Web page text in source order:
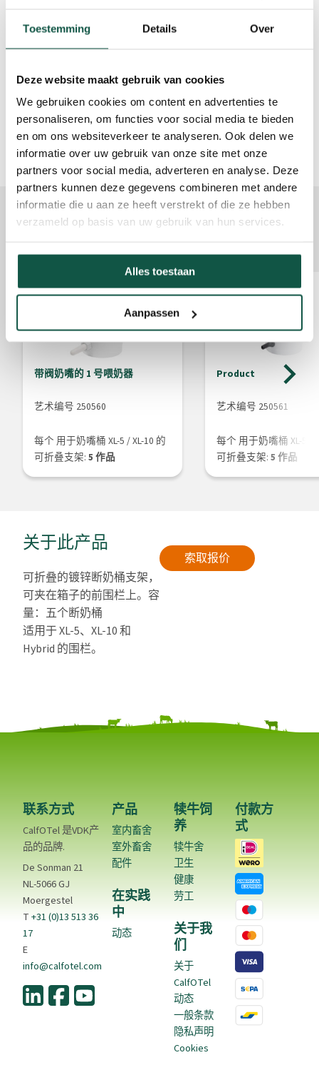
Toestemming Details Over
Deze website maakt gebruik van cookies
We gebruiken cookies om content en advertenties te
personaliseren, om functies voor social media te bieden
en om ons websiteverkeer te analyseren. Ook delen we
informatie over uw gebruik van onze site met onze
partners voor social media, adverteren en analyse. Deze
partners kunnen deze gegevens combineren met andere
informatie die u aan ze heeft verstrekt of die ze hebben
verzameld op basis van uw gebruik van hun services.
Alles toestaan
Aanpassen
32 cm
(* 宽 x 深 x 高)
完成此产品
带阀奶嘴的 1 号喂奶器
艺术编号 250560
每个 用于奶嘴桶 XL-5 / XL-10 的
可折叠支架: 5 作品
Product
艺术编号 250561
每个 用于奶嘴桶 XL-5 /
可折叠支架: 5 作品
关于此产品
可折叠的镀锌断奶桶支架，
可夹在箱子的前围栏上。容
量：五个断奶桶
适用于 XL-5、XL-10 和
Hybrid 的围栏。
索取报价
联系方式
CalfOTel 是VDK产
品的品牌.
De Sonman 21
NL-5066 GJ
Moergestel
T+31 (0)13 513 36
17
E
info@calfotel.com
产品
室内畜舍
室外畜舍
配件
在实践
中
动态
犊牛饲
养
犊牛舍
卫生
健康
劳工
关于我
们
关于
CalfOTel
动态
一般条款
隐私声明
Cookies
付款方
式